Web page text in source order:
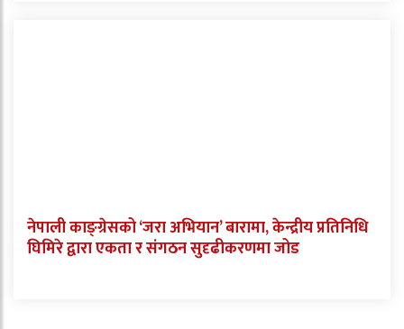
नेपाली काङ्ग्रेसको ‘जरा अभियान’ बारामा, केन्द्रीय प्रतिनिधि
घिमिरे द्वारा एकता र संगठन सुदृढीकरणमा जोड